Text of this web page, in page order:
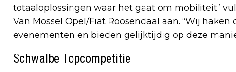
totaaloplossingen waar het gaat om mobiliteit”
Van Mossel Opel/Fiat Roosendaal aan. “Wij
evenementen en bieden gelijktijdig op deze
Schwalbe Topcompetitie